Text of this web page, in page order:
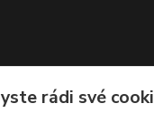
rádi své